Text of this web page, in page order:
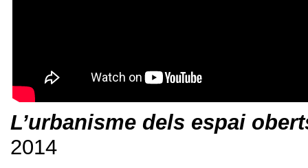
L’urbanisme dels espai
2014